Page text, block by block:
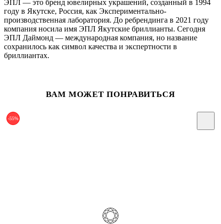
ЭПЛ — это бренд ювелирных украшений, созданный в 1994
году в Якутске, Россия, как Экспериментально-
производственная лаборатория. До ребрендинга в 2021 году
компания носила имя ЭПЛ Якутские бриллианты. Сегодня
ЭПЛ Даймонд — международная компания, но название
сохранилось как символ качества и экспертности в
бриллиантах.
ВАМ МОЖЕТ ПОНРАВИТЬСЯ
-55%